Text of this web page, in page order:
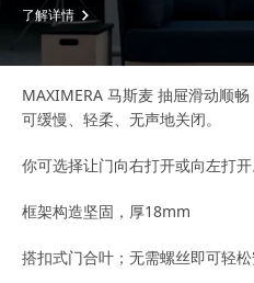
了解详情
MAXIMERA 马斯麦 抽屉滑动顺
可缓慢、轻柔、无声地关闭。
你可选择让门向右打开或向左打开
框架构造坚固，厚18mm
搭扣式门合叶；无需螺丝即可轻